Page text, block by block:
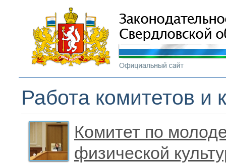
Работа комитетов и
Комитет по
физической